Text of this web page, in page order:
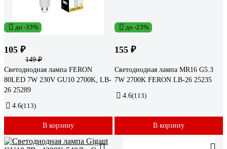
до -33%
105 ₽
149 ₽
Светодиодная лампа FERON
80LED 7W 230V GU10 2700K, LB-
26 25289
4.6(113)
В корзину
до -23%
155 ₽
Светодиодная лампа MR16 G5.3
7W 2700K FERON LB-26 25235
4.6(113)
В корзину